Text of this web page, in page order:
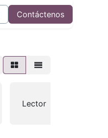
Contáctenos
Lector